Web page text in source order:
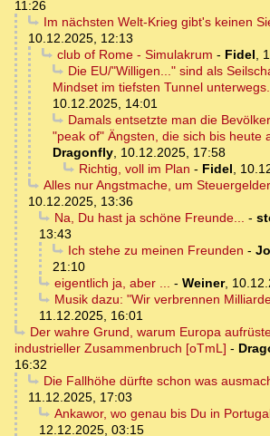
11:26
Im nächsten Welt-Krieg gibt's keinen
10.12.2025, 12:13
club of Rome - Simulakrum - Fidel,
Die EU/"Willigen..." sind als
Mindset im tiefsten Tunnel
10.12.2025, 14:01
Damals entsetzte man die
"peak of" Ängsten, die sich bis heute
Dragonfly, 10.12.2025, 17:58
Richtig, voll im Plan - Fidel,
Alles nur Angstmache, um
10.12.2025, 13:36
Na, Du hast ja schöne Freunde... -
13:43
Ich stehe zu meinen Freunden -
21:10
eigentlich ja, aber ... - Weiner,
Musik dazu: "Wir verbrennen
11.12.2025, 16:01
Der wahre Grund, warum Europa
industrieller Zusammenbruch [oTmL] -
16:32
Die Fallhöhe dürfte schon was
11.12.2025, 17:03
Ankawor, wo genau bis Du in
12.12.2025, 03:15